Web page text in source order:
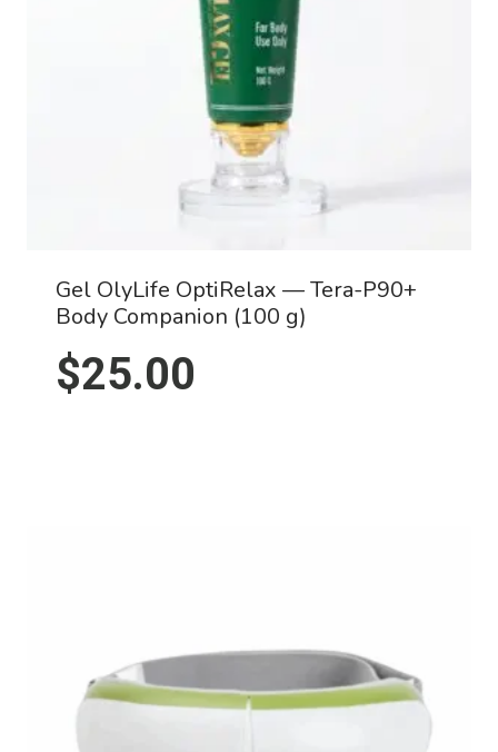
Gel OlyLife OptiRelax — Tera-P90+
Body Companion (100 g)
$25.00